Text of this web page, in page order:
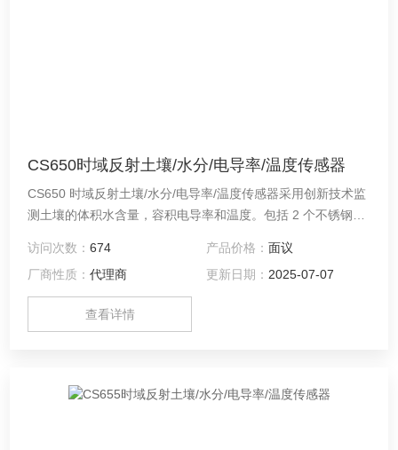
CS650时域反射土壤/水分/电导率/温度传感器
CS650 时域反射土壤/水分/电导率/温度传感器采用创新技术监
测土壤的体积水含量，容积电导率和温度。包括 2 个不锈钢探
密封，电路板上附有屏蔽线缆，用于连接数据采集器。
访问次数：674 产品价格： 面议
厂商性质：代理商 更新日期： 2025-07-07
查看详情